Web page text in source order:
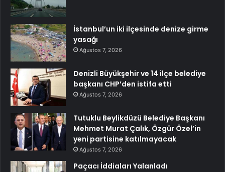
İstanbul’un iki ilçesinde denize girme
yasağı
Ağustos 7, 2026
Denizli Büyükşehir ve 14 ilçe belediye
başkanı CHP’den istifa etti
Ağustos 7, 2026
Tutuklu Beylikdüzü Belediye Başkanı
Mehmet Murat Çalık, Özgür Özel’in
yeni partisine katılmayacak
Ağustos 7, 2026
Paçacı İddiaları Yalanladı